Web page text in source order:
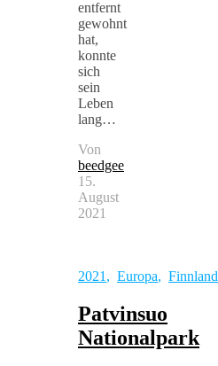
entfernt
gewohnt
hat,
konnte
sich
sein
Leben
lang…
Von
beedgee
15.
August
2021
2021 , Europa, Finnland
Patvinsuo
Nationalpark